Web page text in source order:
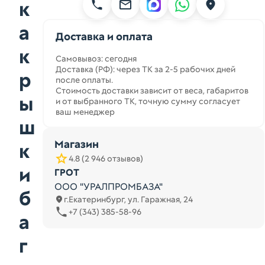
к
а
к
р
ы
ш
к
и
б
а
г
Доставка и оплата
Самовывоз: сегодня
Доставка (РФ): через ТК за 2-5 рабочих дней
после оплаты.
Стоимость доставки зависит от веса, габаритов
и от выбранного ТК, точную сумму согласует
ваш менеджер
Магазин
4.8 (2 946 отзывов)
ГРОТ
ООО "УРАЛПРОМБАЗА"
г.Екатеринбург, ул. Гаражная, 24
+7 (343) 385-58-96